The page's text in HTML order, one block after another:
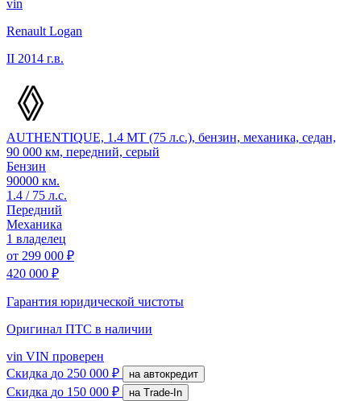
vin
Renault Logan
II 2014 г.в.
AUTHENTIQUE, 1.4 MT (75 л.с.), бензин, механика, седан,
90 000 км, передний, серый
Бензин
90000 км.
1.4 / 75 л.с.
Передний
Механика
1 владелец
от 299 000 ₽
420 000 ₽
Гарантия юридической чистоты
Оригинал ПТС в наличии
vin VIN проверен
Скидка до 250 000 ₽ на автокредит
Скидка до 150 000 ₽
на Trade-In